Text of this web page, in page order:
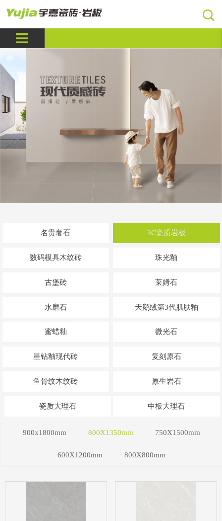
名贵奢石 3C瓷质岩板
数码模具木纹砖 珠光釉
古堡砖 莱姆石
水磨石 天鹅绒第3代肌肤釉
蜜蜡釉 微光石
星钻釉现代砖 复刻原石
鱼骨纹木纹砖 原生岩石
瓷质大理石 中板大理石
900x1800mm 800X1350mm 750X1500mm
600X1200mm 800X800mm